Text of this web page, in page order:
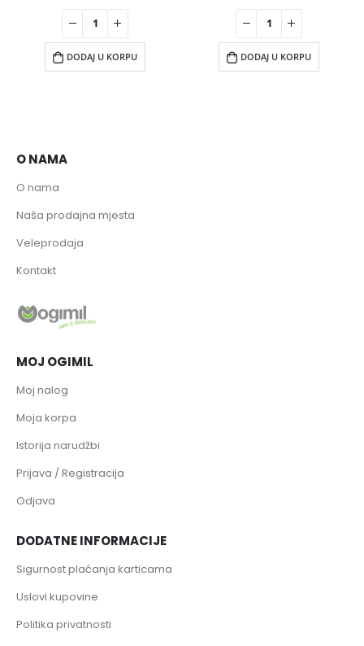
DODAJ U KORPU DODAJ U KORPU
O NAMA
O nama
Naša prodajna mjesta
Veleprodaja
Kontakt
MOJ OGIMIL
Moj nalog
Moja korpa
Istorija narudžbi
Prijava / Registracija
Odjava
DODATNE INFORMACIJE
Sigurnost plaćanja karticama
Uslovi kupovine
Politika privatnosti